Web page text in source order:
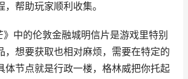
帮助玩家顺利收集。
》中的伦敦金融城明信片是游戏里特别
，想要获取也相对麻烦，需要在特定的
体节点就是行政一楼，格林威把你托起